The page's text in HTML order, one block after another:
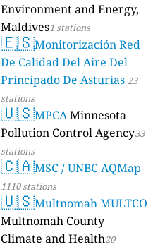
Environment and Energy,
Maldives1 stations
🇪🇸Monitorización Red
De Calidad Del Aire Del
Principado De Asturias 23
stations
🇺🇸MPCAMinnesota
Pollution Control Agency33
stations
🇨🇦MSC / UNBC AQMap
1110 stations
🇺🇸Multnomah MULTCO
Multnomah County
Climate and Health20